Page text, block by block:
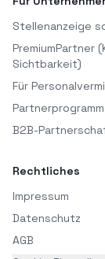
Stellenanzeige
PremiumPartner
Sichtbarkeit)
Für
Partnerprogramm
B2B-
Rechtliches
Impressum
Datenschutz
AGB